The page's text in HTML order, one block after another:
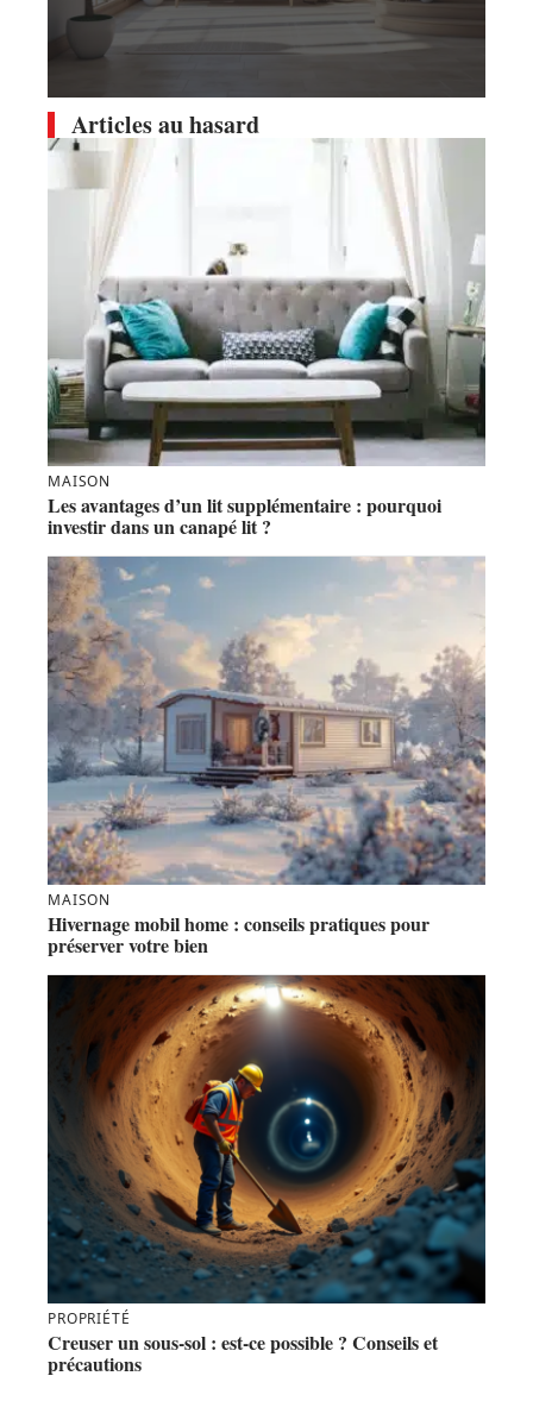
Articles au hasard
MAISON
Les avantages d’un lit supplémentaire : pourquoi
investir dans un canapé lit ?
MAISON
Hivernage mobil home : conseils pratiques pour
préserver votre bien
PROPRIÉTÉ
Creuser un sous-sol : est-ce possible ? Conseils et
précautions